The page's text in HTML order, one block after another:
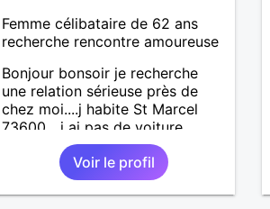
Femme célibataire de 62 ans
recherche rencontre amoureuse
Bonjour bonsoir je recherche
une relation sérieuse près de
chez moi....j habite St Marcel
73600....j ai pas de voiture
50km ... quelqu'un qui aurait
entre 55 et 64 ans...sans enfants
de préférence même adultes et
qui n aurait garder aucun
Voir le profil